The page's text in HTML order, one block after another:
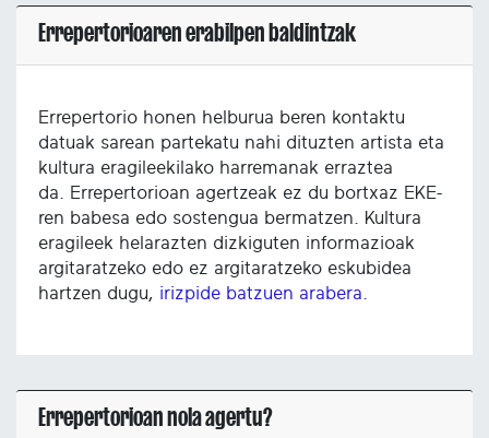
Errepertorioaren erabilpen baldintzak
Errepertorio honen helburua beren kontaktu
datuak sarean partekatu nahi dituzten artista eta
kultura eragileekilako harremanak erraztea
da. Errepertorioan agertzeak ez du bortxaz EKE-
ren babesa edo sostengua bermatzen. Kultura
eragileek helarazten dizkiguten informazioak
argitaratzeko edo ez argitaratzeko eskubidea
hartzen dugu, irizpide batzuen arabera
Errepertorioan nola agertu?